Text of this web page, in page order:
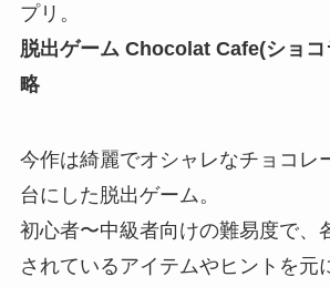
プリ。
脱出ゲーム Chocolat Cafe(ショ
略
今作は綺麗でオシャレなチョコレ
台にした脱出ゲーム。
初心者〜中級者向けの難易度で、
されているアイテムやヒントを元